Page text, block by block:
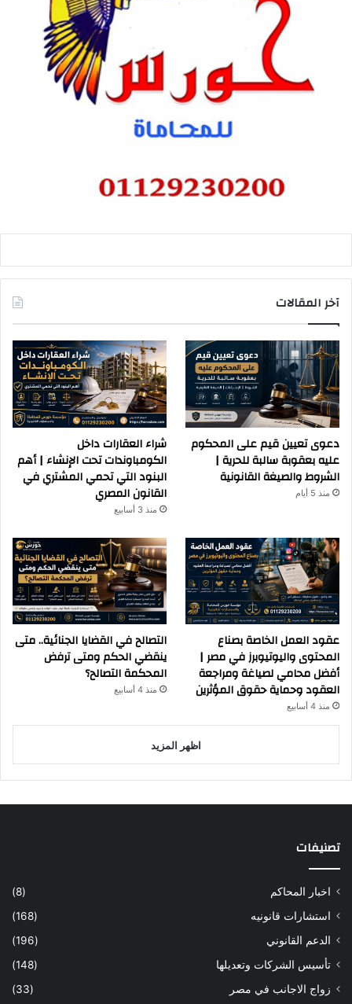
آخر المقالات
دعوى تعيين قيم على المحكوم
عليه بعقوبة سالبة للحرية |
الشروط والصيغة القانونية
منذ 5 أيام
شراء العقارات داخل
الكومباوندات تحت الإنشاء | أهم
البنود التي تحمي المشتري في
القانون المصري
منذ 3 أسابيع
عقود العمل الخاصة بصناع
المحتوى واليوتيوبرز في مصر |
أفضل محامي لصياغة ومراجعة
العقود وحماية حقوق المؤثرين
منذ 4 أسابيع
التصالح في القضايا الجنائية.. متى
ينقضي الحكم ومتى ترفض
المحكمة التصالح؟
منذ 4 أسابيع
اظهر المزيد
تصنيفات
اخبار المحاكم
(8)
استشارات قانونيه
(168)
الدعم القانوني
(196)
تأسيس الشركات وتعديلها
(148)
زواج الاجانب في مصر
(33)